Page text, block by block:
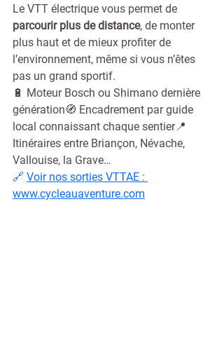
Le VTT électrique vous permet de
parcourir plus de distance, de monter
plus haut et de mieux profiter de
l’environnement, même si vous n’êtes
pas un grand sportif.
🔋 Moteur Bosch ou Shimano dernière
génération🧭 Encadrement par guide
local connaissant chaque sentier📍
Itinéraires entre Briançon, Névache,
Vallouise, la Grave…
🔗 Voir nos sorties VTTAE :
www.cycleauaventure.com